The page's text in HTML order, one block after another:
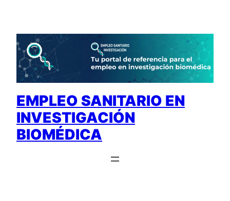
contenido
EMPLEO SANITARIO EN
INVESTIGACIÓN
BIOMÉDICA